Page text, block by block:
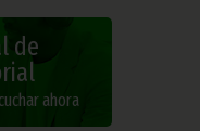
de
ahora